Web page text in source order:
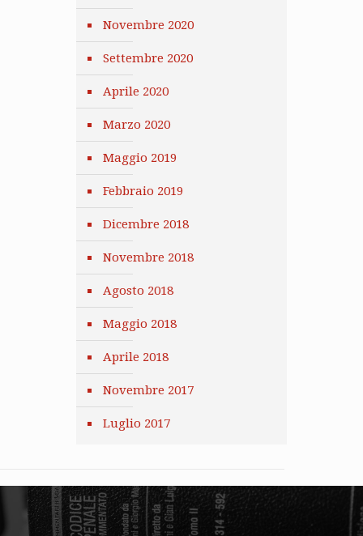
Novembre 2020
Settembre 2020
Aprile 2020
Marzo 2020
Maggio 2019
Febbraio 2019
Dicembre 2018
Novembre 2018
Agosto 2018
Maggio 2018
Aprile 2018
Novembre 2017
Luglio 2017